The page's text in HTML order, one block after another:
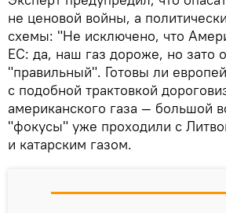
не ценовой войны, а
схемы: "Не исключено, что
ЕС: да, наш газ дороже, но зато
"правильный". Готовы ли
с подобной трактовкой
американского газа — большой
"фокусы" уже проходили с
и катарским газом.